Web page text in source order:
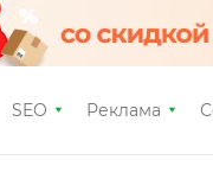
SEO Реклама